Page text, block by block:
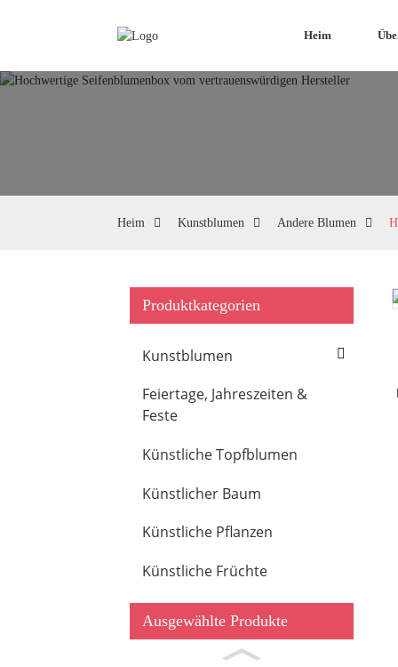
Heim
Heim Kunstblumen Andere Blumen
Produktkategorien
Kunstblumen
Feiertage, Jahreszeiten &
Feste
Künstliche Topfblumen
Künstlicher Baum
Künstliche Pflanzen
Künstliche Früchte
Ausgewählte Produkte
Loading...
Loading...